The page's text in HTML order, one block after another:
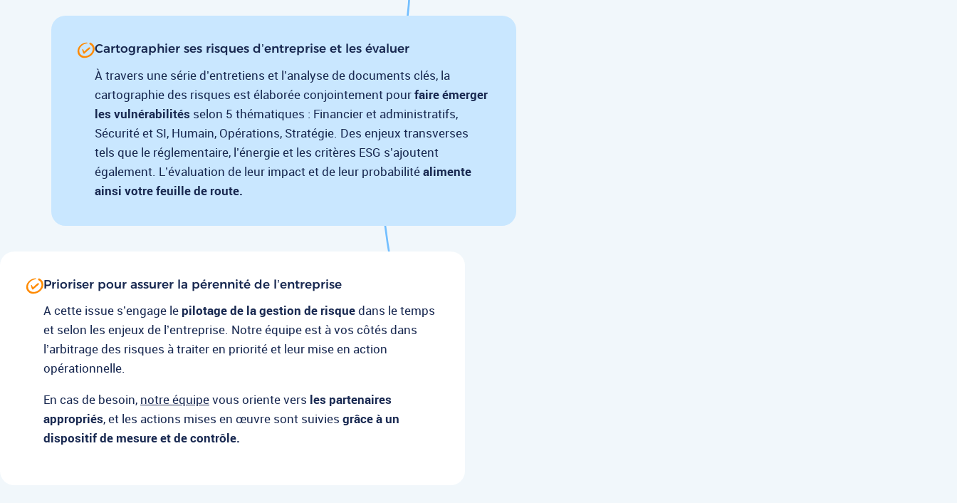
Cartographier ses risques d’entreprise et les évaluer
À travers une série d’entretiens et l’analyse de documents clés, la
cartographie des risques est élaborée conjointement pourfaire émerger
les vulnérabilités selon 5 thématiques : Financier et administratifs,
Sécurité et SI, Humain, Opérations, Stratégie. Des enjeux transverses
tels que le réglementaire, l’énergie et les critères ESG s’ajoutent
également. L’évaluation de leur impact et de leur probabilitéalimente
ainsi votre feuille de route.
Prioriser pour assurer la pérennité de l’entreprise
A cette issue s’engage le pilotage de la gestion de risquedans le temps
et selon les enjeux de l’entreprise. Notre équipe est à vos côtés dans
l’arbitrage des risques à traiter en priorité et leur mise en action
opérationnelle.
En cas de besoin, notre équipevous oriente vers les partenaires
appropriés, et les actions mises en œuvre sont suivies grâce à un
dispositif de mesure et de contrôle.